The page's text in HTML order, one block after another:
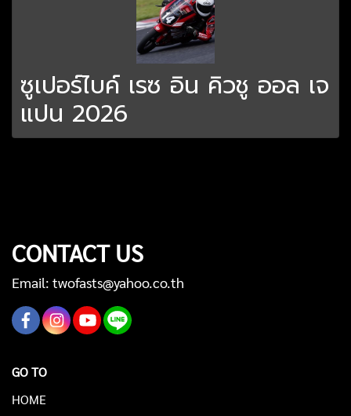
ซูเปอร์ไบค์ เรซ อิน คิวชู ออล เจ
แปน 2026
CONTACT US
Email: twofasts@yahoo.co.th
GO TO
HOME